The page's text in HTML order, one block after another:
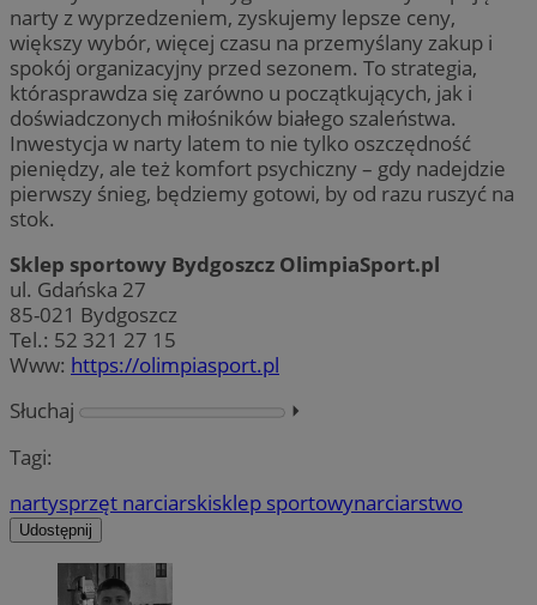
narty z wyprzedzeniem, zyskujemy lepsze ceny,
większy wybór, więcej czasu na przemyślany zakup i
spokój organizacyjny przed sezonem. To strategia,
którasprawdza się zarówno u początkujących, jak i
doświadczonych miłośników białego szaleństwa.
Inwestycja w narty latem to nie tylko oszczędność
pieniędzy, ale też komfort psychiczny – gdy nadejdzie
pierwszy śnieg, będziemy gotowi, by od razu ruszyć na
stok.
Sklep sportowy Bydgoszcz OlimpiaSport.pl
ul. Gdańska 27
85-021 Bydgoszcz
Tel.: 52 321 27 15
Www: https://olimpiasport.pl
Słuchaj
⏵︎
Tagi:
nartysprzęt narciarskisklep sportowynarciarstwo
Udostępnij